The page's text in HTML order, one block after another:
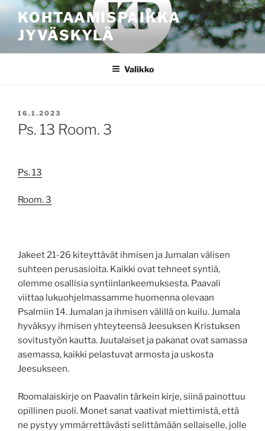
sisältöönKOHTAAMISPAIKKA
JYVÄSKYLÄ
Valikko
JULKAISTU
16.1.2023
Ps. 13 Room. 3
Ps. 13
Room. 3
Jakeet 21-26 kiteyttävät ihmisen ja Jumalan välisen
suhteen perusasioita. Kaikki ovat tehneet syntiä,
olemme osallisia syntiinlankeemuksesta. Paavali
viittaa lukuohjelmassamme huomenna olevaan
Psalmiin 14. Jumalan ja ihmisen välillä on kuilu. Jumala
hyväksyy ihmisen yhteyteensä Jeesuksen Kristuksen
sovitustyön kautta. Juutalaiset ja pakanat ovat samassa
asemassa, kaikki pelastuvat armosta ja uskosta
Jeesukseen.
Roomalaiskirje on Paavalin tärkein kirje, siinä painottuu
opillinen puoli. Monet sanat vaativat miettimistä, että
ne pystyy ymmärrettävästi selittämään sellaiselle, jolle